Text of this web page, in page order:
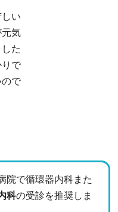
い
気
た
で
で
院で循環器内科また
科の受診を推奨しま